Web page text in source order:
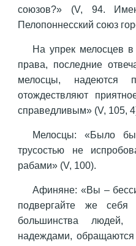
союзов?» (V, 94.
Пелопоннесский союз
На упрек мелосцев
права, последние
мелосцы, надеются
отождествляют
справедливым» (V, 105,
Мелосцы: «Было
трусостью не
рабами» (V, 100).
Афиняне: «Вы –
подвергайте же себя
большинства людей,
надеждами, обращаются